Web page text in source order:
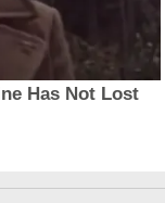
Has Not Lost